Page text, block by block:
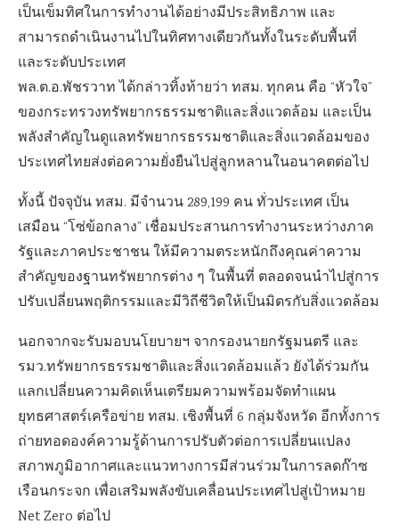
เป็นเข็มทิศในการทำงานได้อย่างมีประสิทธิภาพ และ
สามารถดำเนินงานไปในทิศทางเดียวกันทั้งในระดับพื้นที่
และระดับประเทศ
พล.ต.อ.พัชรวาท ได้กล่าวทิ้งท้ายว่า ทสม. ทุกคน คือ “หัวใจ”
ของกระทรวงทรัพยากรธรรมชาติและสิ่งแวดล้อม และเป็น
พลังสำคัญในดูแลทรัพยากรธรรมชาติและสิ่งแวดล้อมของ
ประเทศไทยส่งต่อความยั่งยืนไปสู่ลูกหลานในอนาคตต่อไป
ทั้งนี้ ปัจจุบัน ทสม. มีจำนวน 289,199 คน ทั่วประเทศ เป็น
เสมือน “โซ่ข้อกลาง” เชื่อมประสานการทำงานระหว่างภาค
รัฐและภาคประชาชน ให้มีความตระหนักถึงคุณค่าความ
สำคัญของฐานทรัพยากรต่าง ๆ ในพื้นที่ ตลอดจนนำไปสู่การ
ปรับเปลี่ยนพฤติกรรมและมีวิถีชีวิตให้เป็นมิตรกับสิ่งแวดล้อม
นอกจากจะรับมอบนโยบายฯ จากรองนายกรัฐมนตรี และ
รมว.ทรัพยากรธรรมชาติและสิ่งแวดล้อมแล้ว ยังได้ร่วมกัน
แลกเปลี่ยนความคิดเห็นเตรียมความพร้อมจัดทำแผน
ยุทธศาสตร์เครือข่าย ทสม. เชิงพื้นที่ 6 กลุ่มจังหวัด อีกทั้งการ
ถ่ายทอดองค์ความรู้ด้านการปรับตัวต่อการเปลี่ยนแปลง
สภาพภูมิอากาศและแนวทางการมีส่วนร่วมในการลดก๊าซ
เรือนกระจก เพื่อเสริมพลังขับเคลื่อนประเทศไปสู่เป้าหมาย
Net Zero ต่อไป